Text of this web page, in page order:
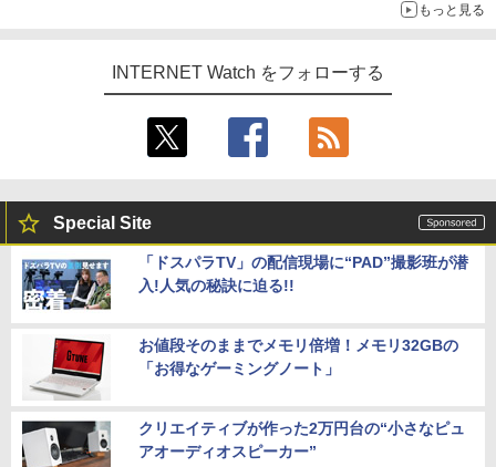
もっと見る
INTERNET Watch をフォローする
Special Site
「ドスパラTV」の配信現場に“PAD”撮影班が潜
入!人気の秘訣に迫る!!
お値段そのままでメモリ倍増！メモリ32GBの
「お得なゲーミングノート」
クリエイティブが作った2万円台の“小さなピュ
アオーディオスピーカー”